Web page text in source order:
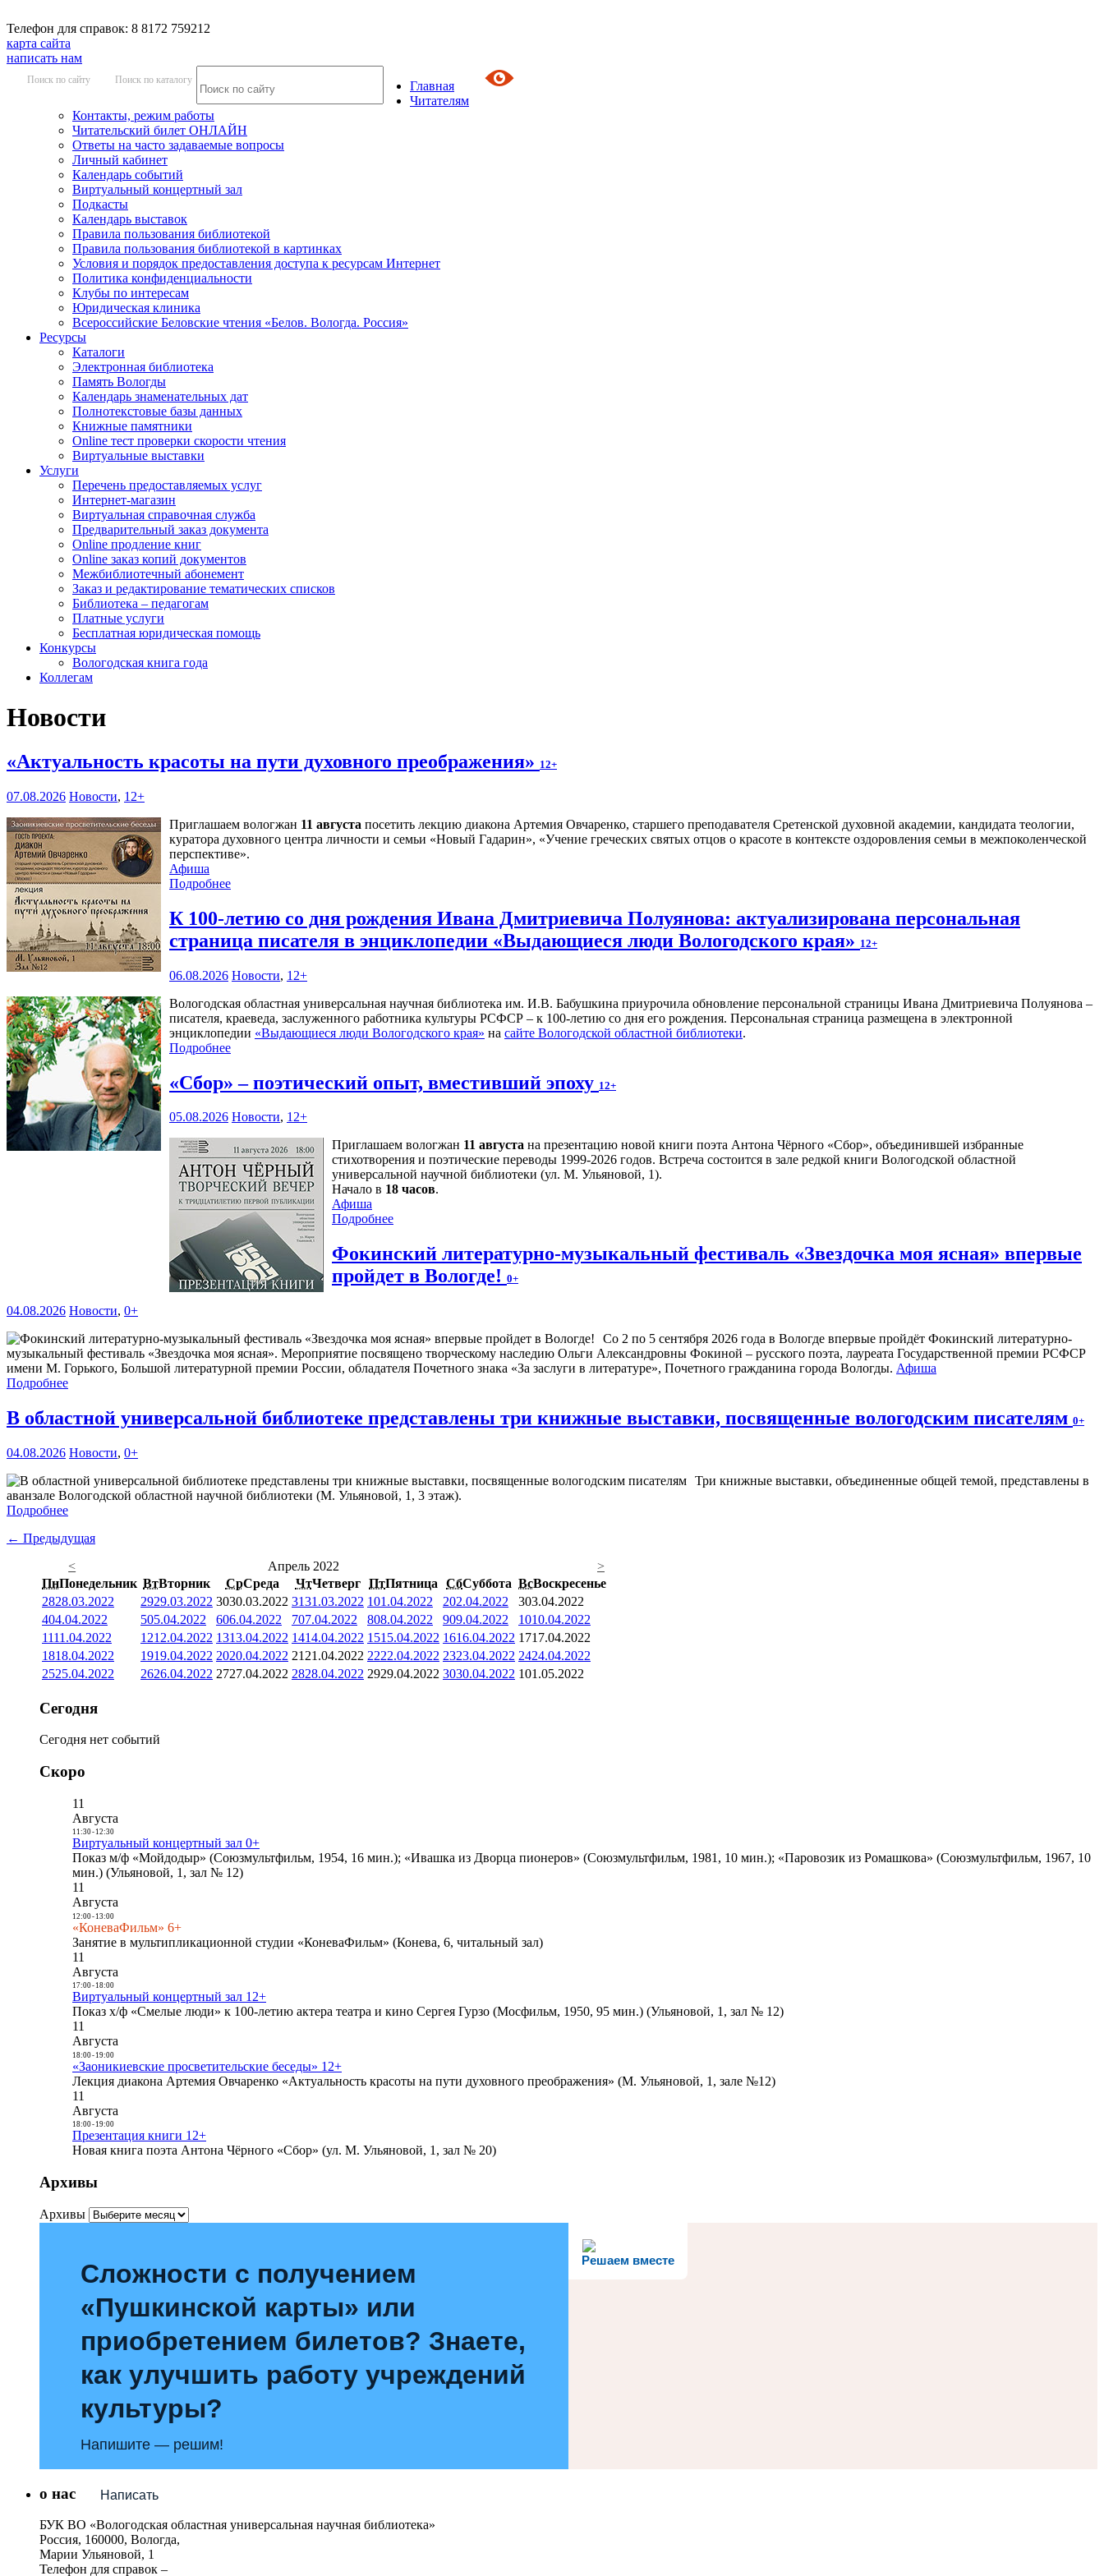
Телефон для справок: 8 8172 759212
карта сайта
написать нам
Поиск по сайту Поиск по каталогу
Главная
Читателям
Контакты, режим работы
Читательский билет ОНЛАЙН
Ответы на часто задаваемые вопросы
Личный кабинет
Календарь событий
Виртуальный концертный зал
Подкасты
Календарь выставок
Правила пользования библиотекой
Правила пользования библиотекой в картинках
Условия и порядок предоставления доступа к ресурсам Интернет
Политика конфиденциальности
Клубы по интересам
Юридическая клиника
Всероссийские Беловские чтения «Белов. Вологда. Россия»
Ресурсы
Каталоги
Электронная библиотека
Память Вологды
Календарь знаменательных дат
Полнотекстовые базы данных
Книжные памятники
Online тест проверки скорости чтения
Виртуальные выставки
Услуги
Перечень предоставляемых услуг
Интернет-магазин
Виртуальная справочная служба
Предварительный заказ документа
Online продление книг
Online заказ копий документов
Межбиблиотечный абонемент
Заказ и редактирование тематических списков
Библиотека – педагогам
Платные услуги
Бесплатная юридическая помощь
Конкурсы
Вологодская книга года
Коллегам
Новости
«Актуальность красоты на пути духовного преображения» 12+
07.08.2026 Новости, 12+
Приглашаем вологжан 11 августа посетить лекцию диакона Артемия Овчаренко, старшего преподавателя Сретенской духовной академии, кандидата теологии,
куратора духовного центра личности и семьи «Новый Гадарин», «Учение греческих святых отцов о красоте в контексте оздоровления семьи в межпоколенческой
перспективе».
Афиша
Подробнее
К 100-летию со дня рождения Ивана Дмитриевича Полуянова: актуализирована персональная
страница писателя в энциклопедии «Выдающиеся люди Вологодского края» 12+
06.08.2026 Новости, 12+
Вологодская областная универсальная научная библиотека им. И.В. Бабушкина приурочила обновление персональной страницы Ивана Дмитриевича Полуянова –
писателя, краеведа, заслуженного работника культуры РСФСР – к 100‑летию со дня его рождения. Персональная страница размещена в электронной
энциклопедии «Выдающиеся люди Вологодского края» на сайте Вологодской областной библиотеки.
Подробнее
«Сбор» – поэтический опыт, вместивший эпоху 12+
05.08.2026 Новости, 12+
Приглашаем вологжан 11 августа на презентацию новой книги поэта Антона Чёрного «Сбор», объединившей избранные
стихотворения и поэтические переводы 1999-2026 годов. Встреча состоится в зале редкой книги Вологодской областной
универсальной научной библиотеки (ул. М. Ульяновой, 1).
Начало в 18 часов.
Афиша
Подробнее
Фокинский литературно-музыкальный фестиваль «Звездочка моя ясная» впервые
пройдет в Вологде! 0+
04.08.2026 Новости, 0+
Со 2 по 5 сентября 2026 года в Вологде впервые пройдёт Фокинский литературно-
музыкальный фестиваль «Звездочка моя ясная». Мероприятие посвящено творческому наследию Ольги Александровны Фокиной – русского поэта, лауреата Государственной премии РСФСР
имени М. Горького, Большой литературной премии России, обладателя Почетного знака «За заслуги в литературе», Почетного гражданина города Вологды. Афиша
Подробнее
В областной универсальной библиотеке представлены три книжные выставки, посвященные вологодским писателям 0+
04.08.2026 Новости, 0+
Три книжные выставки, объединенные общей темой, представлены в
аванзале Вологодской областной научной библиотеки (М. Ульяновой, 1, 3 этаж).
Подробнее
← Предыдущая
<
Апрель 2022
>
ПнПонедельник ВтВторник СрСреда ЧтЧетверг ПтПятница СбСуббота ВсВоскресенье
2828.03.2022 2929.03.2022 3030.03.2022 3131.03.2022 101.04.2022 202.04.2022 303.04.2022
404.04.2022 505.04.2022 606.04.2022 707.04.2022 808.04.2022 909.04.2022 1010.04.2022
1111.04.2022 1212.04.2022 1313.04.2022 1414.04.2022 1515.04.2022 1616.04.2022 1717.04.2022
1818.04.2022 1919.04.2022 2020.04.2022 21 21.04.2022 2222.04.2022 2323.04.2022 2424.04.2022
2525.04.2022 2626.04.2022 2727.04.2022 2828.04.2022 2929.04.2022 3030.04.2022 101.05.2022
Сегодня
Сегодня нет событий
Скоро
11
Августа
11:30- 12:30
Виртуальный концертный зал 0+
Показ м/ф «Мойдодыр» (Союзмультфильм, 1954, 16 мин.); «Ивашка из Дворца пионеров» (Союзмультфильм, 1981, 10 мин.); «Паровозик из Ромашкова» (Союзмультфильм, 1967, 10
мин.) (Ульяновой, 1, зал № 12)
11
Августа
12:00- 13:00
«КоневаФильм» 6+
Занятие в мультипликационной студии «КоневаФильм» (Конева, 6, читальный зал)
11
Августа
17:00- 18:00
Виртуальный концертный зал 12+
Показ х/ф «Смелые люди» к 100-летию актера театра и кино Сергея Гурзо (Мосфильм, 1950, 95 мин.) (Ульяновой, 1, зал № 12)
11
Августа
18:00- 19:00
«Заоникиевские просветительские беседы» 12+
Лекция диакона Артемия Овчаренко «Актуальность красоты на пути духовного преображения» (М. Ульяновой, 1, зале №12)
11
Августа
18:00- 19:00
Презентация книги 12+
Новая книга поэта Антона Чёрного «Сбор» (ул. М. Ульяновой, 1, зал № 20)
Архивы
Архивы
Решаем вместе
Сложности с получением
«Пушкинской карты» или
приобретением билетов? Знаете,
как улучшить работу учреждений
культуры?
Напишите — решим!
Написать
о нас
БУК ВО «Вологодская областная универсальная научная библиотека»
Россия, 160000, Вологда,
Марии Ульяновой, 1
Телефон для справок –